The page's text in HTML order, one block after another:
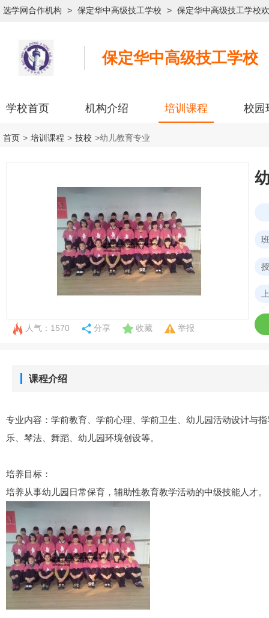
选学网合作机构 > 保定华中高级技工学校 > 保定华中高级技工学校
保定华中高级技工学校
学校首页 机构介绍 培训课程 校园
首页 > 培训课程 > 技校 >幼儿教育专业
人气：1570 分享 收藏 举报
课程介绍
专业内容：学前教育、学前心理、学前卫生、幼儿园活动设计与
乐、琴法、舞蹈、幼儿园环境创设等。
培养目标：
培养从事幼儿园日常保育，辅助性教育教学活动的中级技能人才。